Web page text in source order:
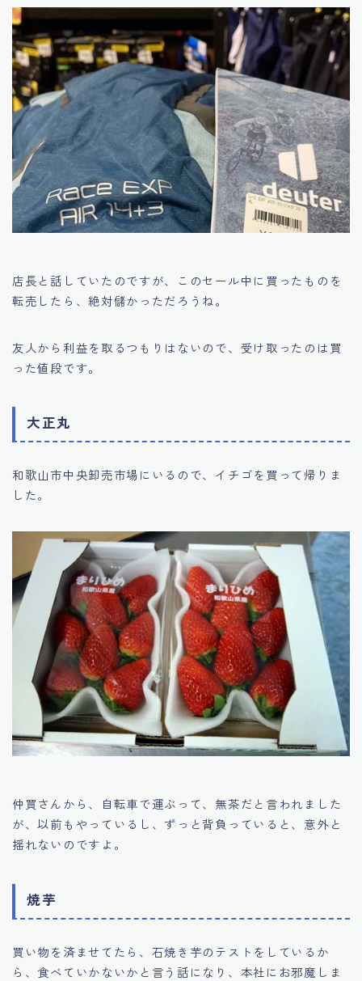
店長と話していたのですが、このセール中に買ったものを
転売したら、絶対儲かっただろうね。
友人から利益を取るつもりはないので、受け取ったのは買
った値段です。
大正丸
和歌山市中央卸売市場にいるので、イチゴを買って帰りま
した。
仲買さんから、自転車で運ぶって、無茶だと言われました
が、以前もやっているし、ずっと背負っていると、意外と
揺れないのですよ。
焼芋
買い物を済ませてたら、石焼き芋のテストをしているか
ら、食べていかないかと言う話になり、本社にお邪魔しま